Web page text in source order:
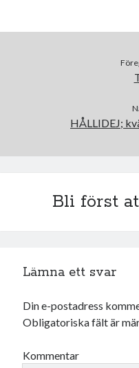
februari 2023
september 2022
maj 2022
mars 2022
februari 2022
december 2021
HÅLLIDEJ;
Bli först
Lämna ett svar
Din e-postadress
Obligatoriska fält är
Kommentar